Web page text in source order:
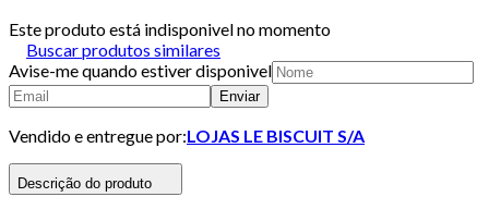
Este produto está indisponivel no momento
Buscar produtos similares
Avise-me quando estiver disponivel
Enviar
Vendido e entregue por:LOJAS LE BISCUIT S/A
Descrição do produto